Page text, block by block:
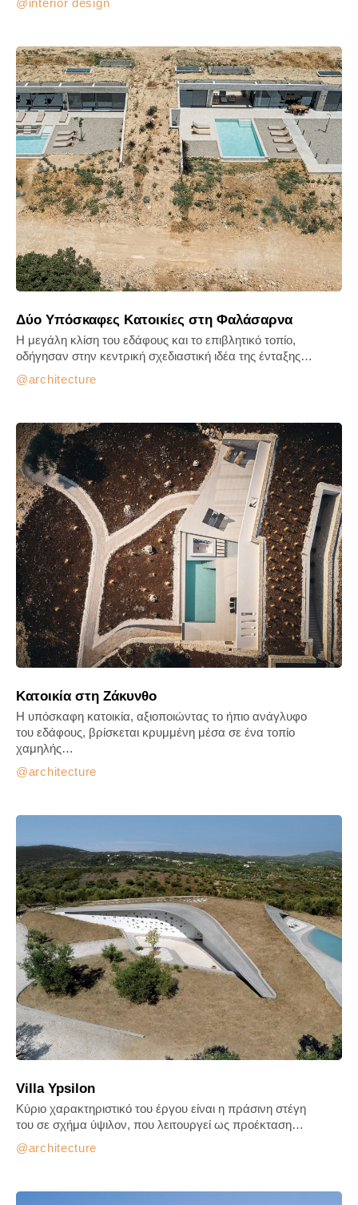
Δύο Υπόσκαφες Κατοικίες στη Φαλάσαρνα
architecture
Η μεγάλη κλίση του εδάφους και το επιβλητικό τοπίο,
οδήγησαν στην κεντρική σχεδιαστική ιδέα της ένταξης…
Κατοικία στη Ζάκυνθο
architecture
Η υπόσκαφη κατοικία, αξιοποιώντας το ήπιο ανάγλυφο
του εδάφους, βρίσκεται κρυμμένη μέσα σε ένα τοπίο
χαμηλής…
Villa Ypsilon
architecture
Κύριο χαρακτηριστικό του έργου είναι η πράσινη στέγη
του σε σχήμα ύψιλον, που λειτουργεί ως προέκταση…